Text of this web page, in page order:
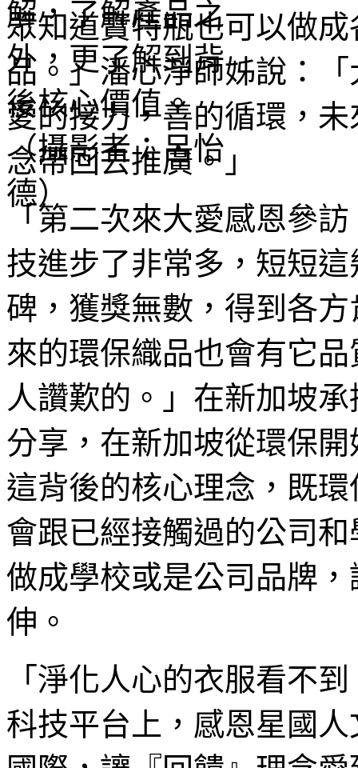
眾知道寶特瓶也可以做
品。」潘心淨師姊說：
愛的接力，善的循環，
念帶回去推廣。」
「第二次來大愛感恩參
技進步了非常多，短短
碑，獲獎無數，得到各
來的環保織品也會有它
人讚歎的。」在新加坡
分享，在新加坡從環保
這背後的核心理念，既
會跟已經接觸過的公司
做成學校或是公司品牌
伸。
「淨化人心的衣服看不
科技平台上，感恩星國